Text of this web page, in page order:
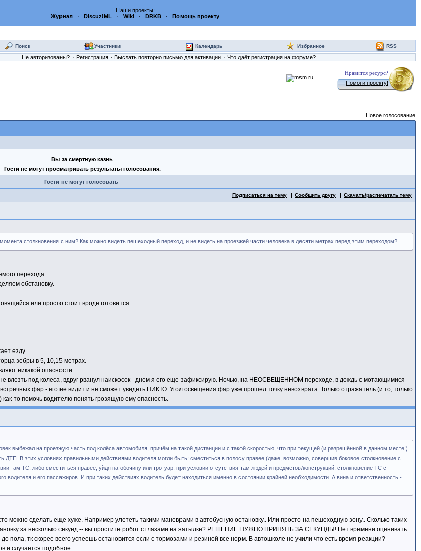
Наши проекты:
Журнал · Discuz!ML · Wiki · DRKB · Помощь проекту
Поиск Участники Календарь Избранное RSS
Не авторизованы? Регистрация Выслать повторно письмо для активации Что даёт регистрация на форуме?
Нравится ресурс?
Помоги проекту!
Новое голосование
Вы за смертную казнь
Гости не могут просматривать результаты голосования.
Гости не могут голосовать
Подписаться на тему Сообщить другу Скачать/распечатать тему
столкновения с ним? Как можно видеть пешеходный переход, и не видеть на проезжей части человека в десяти метрах перед этим переходом?
перехода.
обстановку.
или просто стоит вроде готовится...
езду.
зебры в 5, 10,15 метрах.
никакой опасности.
влезть под колеса, вдруг рванул наискосок - днем я его еще зафиксирую. Ночью, на НЕОСВЕЩЕННОМ переходе, в дождь с мотающимися
фар - его не видит и не сможет увидеть НИКТО. Угол освещения фар уже прошел точку невозврата. Только отражатель (и то, только
то помочь водителю понять грозящую ему опасность.
выбежал на проезжую часть под колёса автомобиля, причём на такой дистанции и с такой скоростью, что при текущей (и разрешённой в данном месте!)
ДТП. В этих условиях правильными действиями водителя могли быть: сместиться в полосу правее (даже, возможно, совершив боковое столкновение с
там ТС, либо сместиться правее, уйдя на обочину или тротуар, при условии отсутствия там людей и предметов/конструкций, столкновение ТС с
водителя и его пассажиров. И при таких действиях водитель будет находиться именно в состоянии крайней необходимости. А вина и ответственность -
можно сделать еще хуже. Например улететь такими маневрами в автобусную остановку.. Или просто на пешеходную зону.. Сколько таких
за несколько секунд -- вы простите робот с глазами на затылке? РЕШЕНИЕ НУЖНО ПРИНЯТЬ ЗА СЕКУНДЫ! Нет времени оценивать
пола, тк скорее всего успеешь остановится если с тормозами и резиной все норм. В автошколе не учили что есть время реакции?
и случается подобное.